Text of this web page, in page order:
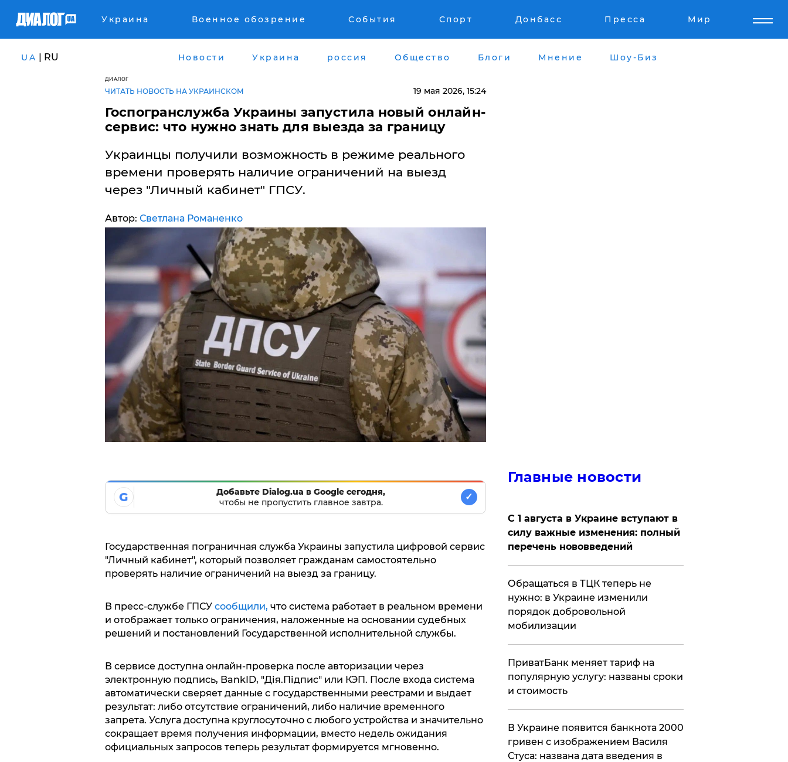
Украина Военное обозрение События Спорт Донбасс Пресса Мир
UA | RU Новости Украина россия Общество Блоги Мнение Шоу-Биз
ДИАЛОГ
ЧИТАТЬ НОВОСТЬ НА УКРАИНСКОМ 19 мая 2026, 15:24
Госпогранслужба Украины запустила новый онлайн-
сервис: что нужно знать для выезда за границу
Украинцы получили возможность в режиме реального
времени проверять наличие ограничений на выезд
через "Личный кабинет" ГПСУ.
Автор: Светлана Романенко
G
Добавьте Dialog.ua в Google сегодня,
чтобы не пропустить главное завтра.
✓
Государственная пограничная служба Украины запустила цифровой сервис
"Личный кабинет", который позволяет гражданам самостоятельно
проверять наличие ограничений на выезд за границу.
В пресс-службе ГПСУсообщили, что система работает в реальном времени
и отображает только ограничения, наложенные на основании судебных
решений и постановлений Государственной исполнительной службы.
В сервисе доступна онлайн-проверка после авторизации через
электронную подпись, BankID, "Дія.Підпис" или КЭП. После входа система
автоматически сверяет данные с государственными реестрами и выдает
результат: либо отсутствие ограничений, либо наличие временного
запрета. Услуга доступна круглосуточно с любого устройства и значительно
сокращает время получения информации, вместо недель ожидания
официальных запросов теперь результат формируется мгновенно.
Главные новости
С 1 августа в Украине вступают в
силу важные изменения: полный
перечень нововведений
Обращаться в ТЦК теперь не
нужно: в Украине изменили
порядок добровольной
мобилизации
ПриватБанк меняет тариф на
популярную услугу: названы сроки
и стоимость
В Украине появится банкнота 2000
гривен с изображением Василя
Стуса: названа дата введения в